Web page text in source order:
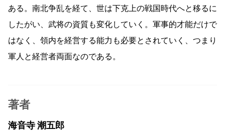
ある。南北争乱を経て、世は下克上の戦国時代へと移るに
したがい、武将の資質も変化していく。軍事的才能だけで
はなく、領内を経営する能力も必要とされていく、つまり
軍人と経営者両面なのである。
著者
海音寺 潮五郎